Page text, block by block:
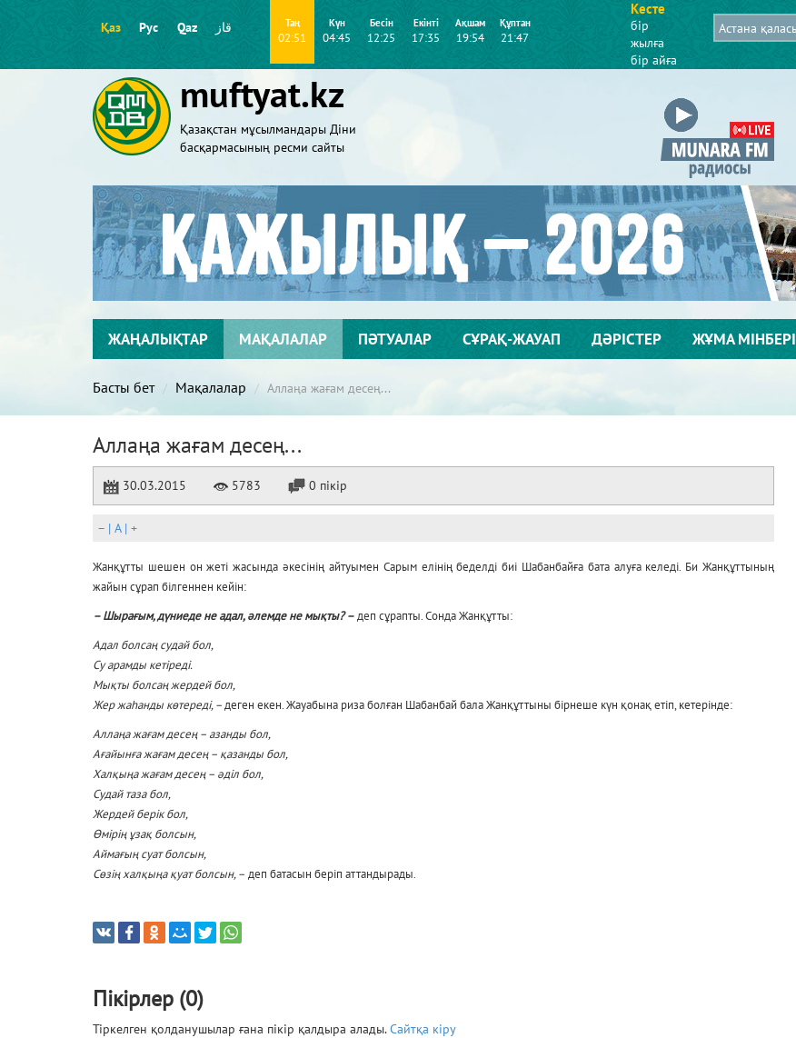
Қаз Рус Qaz قاز Таң
02:51
Күн
04:45
Бесін
12:25
Екінті
17:35
Ақшам
19:54
Құптан
21:47
Кесте
бір
жылға
бір айға
muftyat.kz
Қазақстан мұсылмандары Діни
басқармасының ресми сайты
ЖАҢАЛЫҚТАР МАҚАЛАЛАР ПӘТУАЛАР СҰРАҚ-ЖАУАП ДӘРІСТЕР ЖҰМА МІНБЕРІ
Басты бет Мақалалар Аллаңа жағам десең...
Аллаңа жағам десең...
30.03.2015 5783 0 пікір
– | A| +
Жанқұтты шешен он жеті жасында әкесінің айтуымен Сарым елінің беделді биі Шабанбайға бата алуға келеді. Би Жанқұттының
жайын сұрап білгеннен кейін:
– Шырағым, дүниеде не адал, әлемде не мықты? –деп сұрапты. Сонда Жанқұтты:
Адал болсаң судай бол,
Су арамды кетіреді.
Мықты болсаң жердей бол,
Жер жаһанды көтереді, –деген екен. Жауабына риза болған Шабанбай бала Жанқұттыны бірнеше күн қонақ етіп, кетерінде:
Аллаңа жағам десең – азанды бол,
Ағайынға жағам десең – қазанды бол,
Халқыңа жағам десең – әділ бол,
Судай таза бол,
Жердей берік бол,
Өмірің ұзақ болсын,
Аймағың суат болсын,
Сөзің халқыңа қуат болсын, – деп батасын беріп аттандырады.
Пікірлер (0)
Тіркелген қолданушылар ғана пікір қалдыра алады.Сайтқа кіру